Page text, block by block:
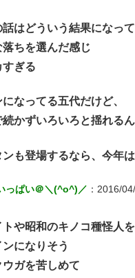
はどういう結果になっ
ちを選んだ感じ
ぎる
なってる五代だけど、
かずいろいろと揺れる
も登場するなら、今年
っぱい＠＼(^o^)／ ：2016/
や昭和のキノコ種怪人を
になりそう
ガを苦しめて